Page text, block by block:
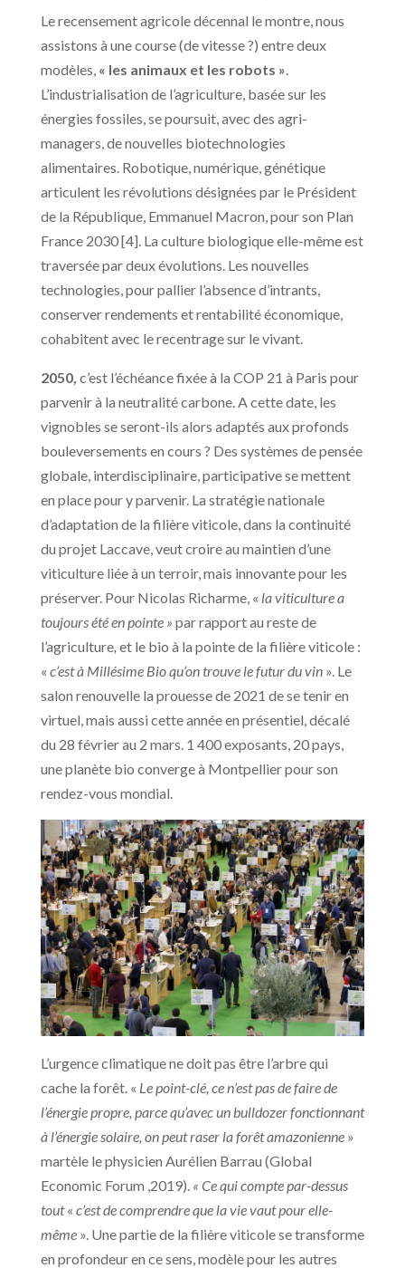
Le recensement agricole décennal le montre, nous
assistons à une course (de vitesse ?) entre deux
modèles, « les animaux et les robots »
L’industrialisation de l’agriculture, basée sur les
énergies fossiles, se poursuit, avec des agri-
managers, de nouvelles biotechnologies
alimentaires. Robotique, numérique, génétique
articulent les révolutions désignées par le Président
de la République, Emmanuel Macron, pour son Plan
France 2030 [4]. La culture biologique elle-même est
traversée par deux évolutions. Les nouvelles
technologies, pour pallier l’absence d’intrants,
conserver rendements et rentabilité économique,
cohabitent avec le recentrage sur le vivant.
2050, c’est l’échéance fixée à la COP 21 à Paris pour
parvenir à la neutralité carbone. A cette date, les
vignobles se seront-ils alors adaptés aux profonds
bouleversements en cours ? Des systèmes de pensée
globale, interdisciplinaire, participative se mettent
en place pour y parvenir. La stratégie nationale
d’adaptation de la filière viticole, dans la continuité
du projet Laccave, veut croire au maintien d’une
viticulture liée à un terroir, mais innovante pour les
préserver. Pour Nicolas Richarme, « la viticulture a
toujours été en pointe » par rapport au reste de
l’agriculture, et le bio à la pointe de la filière viticole :
« c’est à Millésime Bio qu’on trouve le futur du vin». Le
salon renouvelle la prouesse de 2021 de se tenir en
virtuel, mais aussi cette année en présentiel, décalé
du 28 février au 2 mars. 1 400 exposants, 20 pays,
une planète bio converge à Montpellier pour son
rendez-vous mondial.
L’urgence climatique ne doit pas être l’arbre qui
cache la forêt. « Le point-clé, ce n’est pas de faire de
l’énergie propre, parce qu’avec un bulldozer fonctionnant
à l’énergie solaire, on peut raser la forêt amazonienne »
martèle le physicien Aurélien Barrau (Global
Economic Forum ,2019). « Ce qui compte par-dessus
tout« c’est de comprendre que la vie vaut pour elle-
même». Une partie de la filière viticole se transforme
en profondeur en ce sens, modèle pour les autres